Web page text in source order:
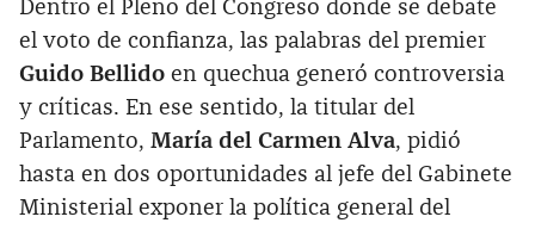
Dentro el Pleno del Congreso donde se debate
el voto de confianza, las palabras del premier
Guido Bellido en quechua generó controversia
y críticas. En ese sentido, la titular del
Parlamento, María del Carmen Alva, pidió
hasta en dos oportunidades al jefe del Gabinete
Ministerial exponer la política general del